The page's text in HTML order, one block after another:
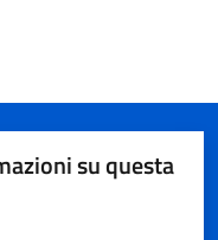
su questa